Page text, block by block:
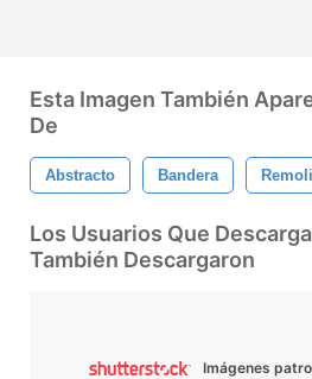
Esta Imagen También
De
Abstracto Bandera
Los Usuarios Que
También Descargaron
Imágenes